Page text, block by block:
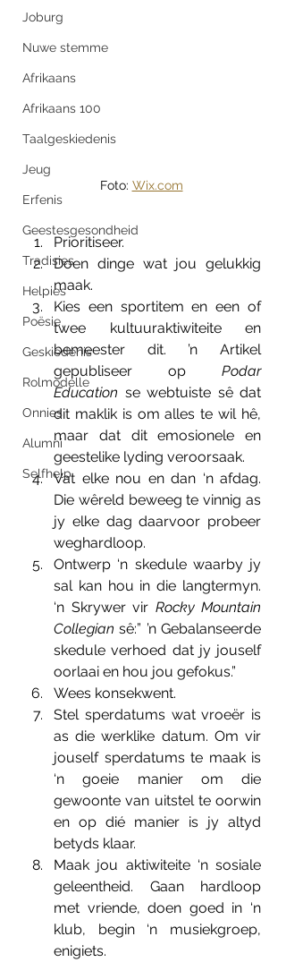
Joburg
Nuwe stemme
Afrikaans
Afrikaans 100
Taalgeskiedenis
Jeug
Erfenis
Geestesgesondheid
Tradisies
Helpies
Poësie
Geskiedenis
Rolmodelle
Onnies
Alumni
Selfhelp
Foto: Wix.com
Prioritiseer.
Doen dinge wat jou gelukkig
maak.
Kies een sportitem en een of
twee kultuuraktiwiteite en
bemeester dit. ’n Artikel
gepubliseer op Podar
Education se webtuiste sê dat
dit maklik is om alles te wil hê,
maar dat dit emosionele en
geestelike lyding veroorsaak.
Vat elke nou en dan ‘n afdag.
Die wêreld beweeg te vinnig as
jy elke dag daarvoor probeer
weghardloop.
Ontwerp ‘n skedule waarby jy
sal kan hou in die langtermyn.
‘n Skrywer vir Rocky Mountain
Collegian sê:” ’n Gebalanseerde
skedule verhoed dat jy jouself
oorlaai en hou jou gefokus.”
Wees konsekwent.
Stel sperdatums wat vroeër is
as die werklike datum. Om vir
jouself sperdatums te maak is
‘n goeie manier om die
gewoonte van uitstel te oorwin
en op dié manier is jy altyd
betyds klaar.
Maak jou aktiwiteite ‘n sosiale
geleentheid. Gaan hardloop
met vriende, doen goed in ‘n
klub, begin ‘n musiekgroep,
enigiets.